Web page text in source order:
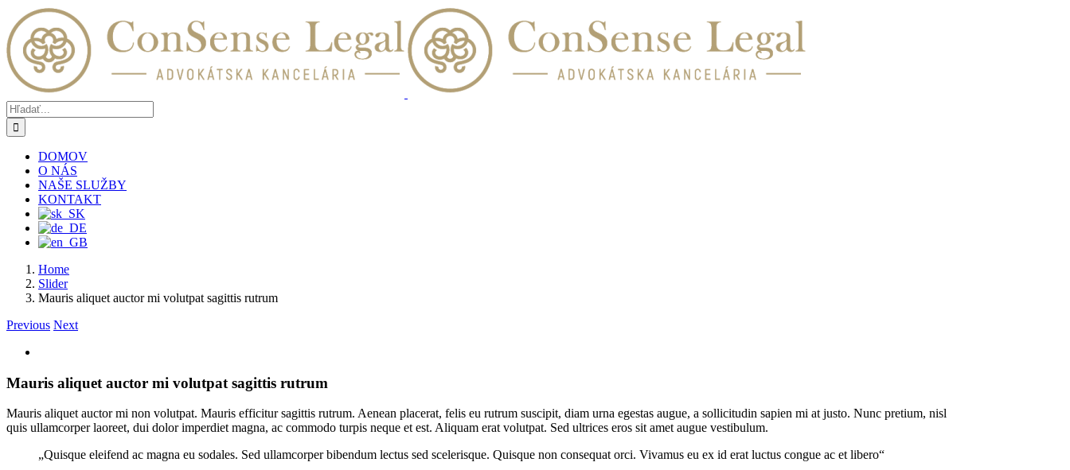
Skip
to
content
Hľadať:
DOMOV
O NÁS
NAŠE SLUŽBY
KONTAKT
Home
Slider
Mauris aliquet auctor mi volutpat sagittis rutrum
Previous Next
obrázok
Mauris aliquet auctor mi volutpat sagittis rutrum
Mauris aliquet auctor mi non volutpat. Mauris efficitur sagittis rutrum. Aenean placerat, felis eu rutrum suscipit, diam urna egestas augue, a sollicitudin sapien mi at justo. Nunc pretium, nisl
quis ullamcorper laoreet, dui dolor imperdiet magna, ac commodo turpis neque et est. Aliquam erat volutpat. Sed ultrices eros sit amet augue vestibulum.
„Quisque eleifend ac magna eu sodales. Sed ullamcorper bibendum lectus sed scelerisque. Quisque non consequat orci. Vivamus eu ex id erat luctus congue ac et libero“